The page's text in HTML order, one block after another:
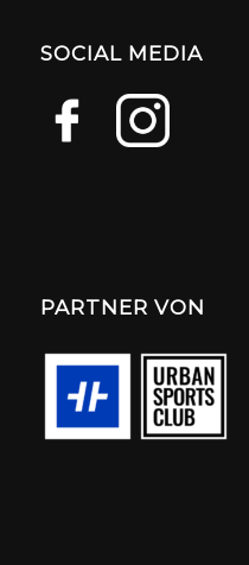
SOCIAL MEDIA
PARTNER VON